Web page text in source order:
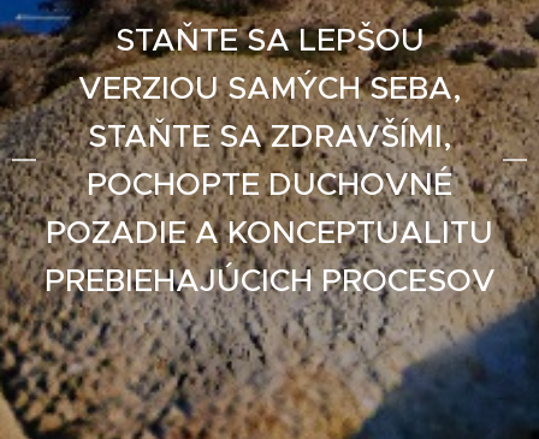
STAŇTE SA LEPŠOU
VERZIOU SAMÝCH SEBA,
STAŇTE SA ZDRAVŠÍMI,
POCHOPTE DUCHOVNÉ
POZADIE A KONCEPTUALITU
PREBIEHAJÚCICH PROCESOV